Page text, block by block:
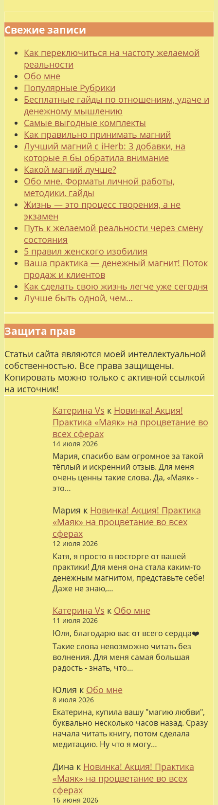
Свежие записи
Как переключиться на частоту желаемой
реальности
Обо мне
Популярные Рубрики
Бесплатные гайды по отношениям, удаче и
денежному мышлению
Самые выгодные комплекты
Как правильно принимать магний
Лучший магний с iHerb: 3 добавки, на
которые я бы обратила внимание
Какой магний лучше?
Обо мне. Форматы личной работы,
методики, гайды
Жизнь — это процесс творения, а не
экзамен
Путь к желаемой реальности через смену
состояния
5 правил женского изобилия
Ваша практика — денежный магнит! Поток
продаж и клиентов
Как сделать свою жизнь легче уже сегодня
Лучше быть одной, чем…
Защита прав
Статьи сайта являются моей интеллектуальной
собственностью. Все права защищены.
Копировать можно только с активной ссылкой
на источник!
Катерина Vs к Новинка! Акция!
Практика «Маяк» на процветание во
всех сферах
14 июля 2026
Мария, спасибо вам огромное за такой
тёплый и искренний отзыв. Для меня
очень ценны такие слова. Да, «Маяк» -
это…
Мария к Новинка! Акция! Практика
«Маяк» на процветание во всех
сферах
12 июля 2026
Катя, я просто в восторге от вашей
практики! Для меня она стала каким-то
денежным магнитом, представьте себе!
Даже не знаю,…
Катерина Vs к Обо мне
11 июля 2026
Юля, благодарю вас от всего сердца❤️
Такие слова невозможно читать без
волнения. Для меня самая большая
радость - знать, что…
Юлия к Обо мне
8 июля 2026
Екатерина, купила вашу "магию любви",
буквально несколько часов назад. Сразу
начала читать книгу, потом сделала
медитацию. Ну что я могу…
Дина к Новинка! Акция! Практика
«Маяк» на процветание во всех
сферах
16 июня 2026